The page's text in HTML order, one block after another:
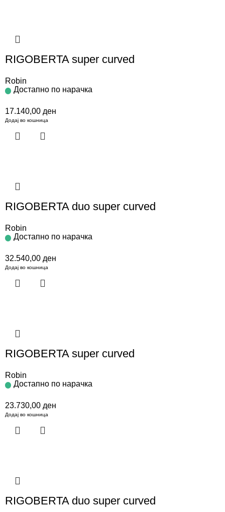
RIGOBERTA super curved
Robin
Достапно по нарачка
17.140,00 ден
Додај во кошница
RIGOBERTA duo super curved
Robin
Достапно по нарачка
32.540,00 ден
Додај во кошница
RIGOBERTA super curved
Robin
Достапно по нарачка
23.730,00 ден
Додај во кошница
RIGOBERTA duo super curved